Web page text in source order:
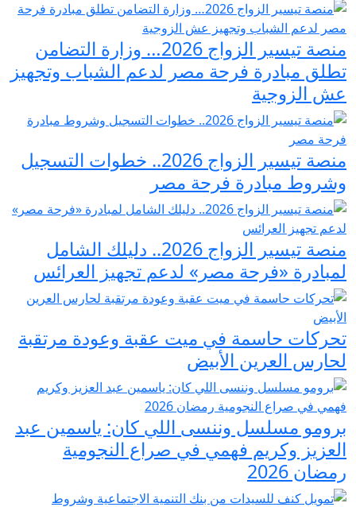
منصة تيسير الزواج 2026… وزارة التضامن
تطلق مبادرة فرحة مصر لدعم الشباب وتجهيز
عش الزوجية
منصة تيسير الزواج 2026.. خطوات التسجيل
وشروط مبادرة فرحة مصر
منصة تيسير الزواج 2026.. دليلك الشامل
لمبادرة «فرحة مصر» لدعم تجهيز العرائس
تحركات حاسمة في ميت عقبة وعودة مرتقبة
لحارس العرين الأبيض
برومو مسلسل وننسى اللي كان: ياسمين عبد
العزيز وكريم فهمي في صراع النجومية
رمضان 2026